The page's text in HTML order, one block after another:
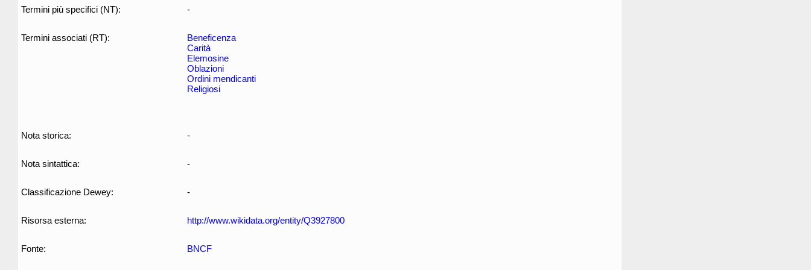
Termini più specifici (NT): -
Termini associati (RT):
Beneficenza
Carità
Elemosine
Oblazioni
Ordini mendicanti
Religiosi
Nota storica: -
Nota sintattica: -
Classificazione Dewey: -
Risorsa esterna: http://www.wikidata.org/entity/Q3927800
Fonte: BNCF